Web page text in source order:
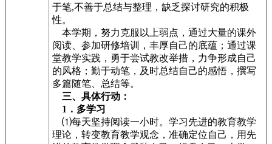
于笔,不善于总结与整理，缺乏探讨研究的积极
性。
本学期，努力克服以上弱点，通过大量的课外
阅读、参加研修培训，丰厚自己的底蕴；通过课
堂教学实践，勇于尝试教改举措，力争形成自己
的风格；勤于动笔，及时总结自己的感悟，撰写
多篇随笔、总结等。
三、具体行动：
1．多学习
⑴每天坚持阅读一小时。学习先进的教育教学
理论，转变教育教学观念，准确定位自己，用先